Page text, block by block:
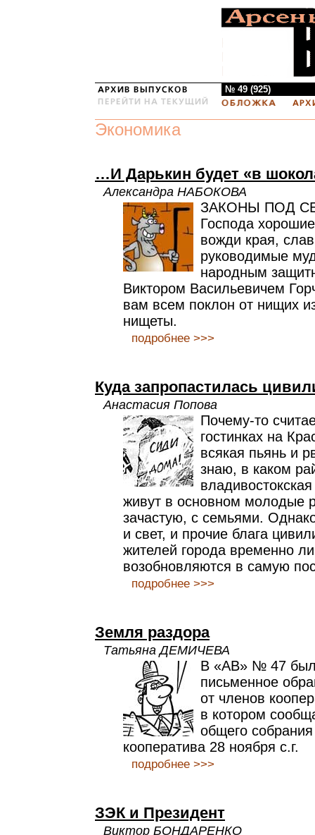
№ 49 (925)
Экономика
…И Дарькин будет «в
Александра НАБОКОВА
ЗАКОНЫ ПОД
Господа
вожди края,
руководимые
народным
Виктором Васильевичем
вам всем поклон от нищих
нищеты.
подробнее >>>
Куда запропастилась
Анастасия Попова
Почему-то
гостинках на
всякая пьянь и
знаю, в каком
живут в основном молодые
зачастую, с семьями.
и свет, и прочие блага
жителей города временно
возобновляются в самую
подробнее >>>
Земля раздора
Татьяна ДЕМИЧЕВА
В «АВ» № 47
письменное
от членов
в котором
общего
кооператива 28 ноября с.г.
подробнее >>>
ЗЭК и Президент
Виктор БОНДАРЕНКО